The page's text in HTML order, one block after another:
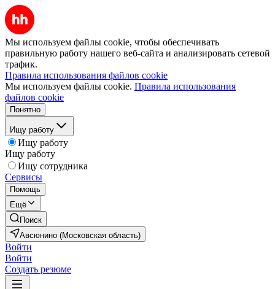
Мы используем файлы cookie, чтобы обеспечивать
правильную работу нашего веб-сайта и анализировать сетевой
трафик.
Правила использования файлов cookie
Мы используем файлы cookie. Правила использования
файлов cookie
Понятно
Ищу работу
Ищу работу
Ищу работу
Ищу сотрудника
Сервисы
Помощь
Ещё
Поиск
Авсюнино (Московская область)
Войти
Войти
Создать резюме